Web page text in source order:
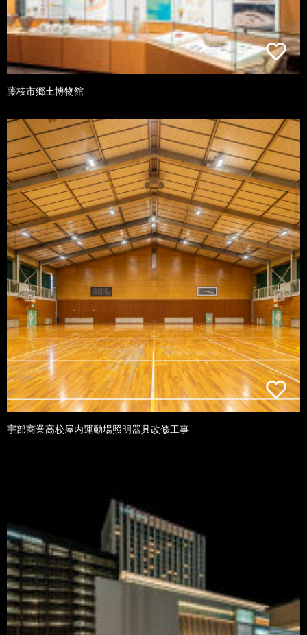
藤枝市郷土博物館
宇部商業高校屋内運動場照明器具改修工事